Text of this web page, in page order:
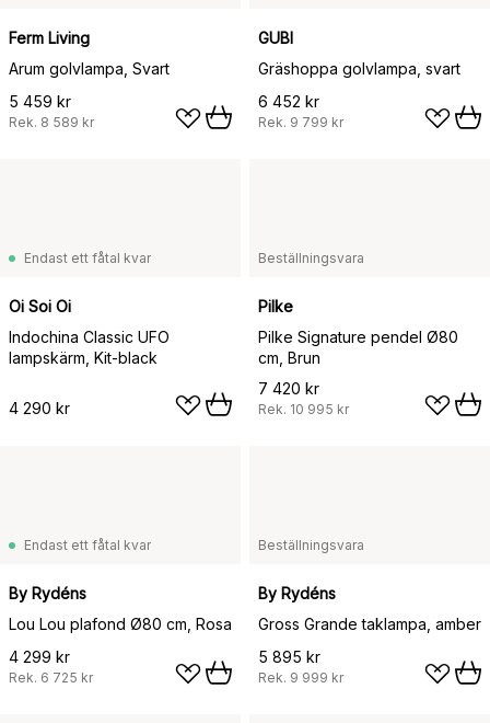
Ferm Living
Arum golvlampa, Svart
5 459 kr
Rek. 8 589 kr
GUBI
Gräshoppa golvlampa, svart
6 452 kr
Rek. 9 799 kr
Endast ett fåtal kvar
Oi Soi Oi
Indochina Classic UFO
lampskärm, Kit-black
4 290 kr
Beställningsvara
Pilke
Pilke Signature pendel Ø80
cm, Brun
7 420 kr
Rek. 10 995 kr
Endast ett fåtal kvar
By Rydéns
Lou Lou plafond Ø80 cm, Rosa
4 299 kr
Rek. 6 725 kr
Beställningsvara
By Rydéns
Gross Grande taklampa, amber
5 895 kr
Rek. 9 999 kr